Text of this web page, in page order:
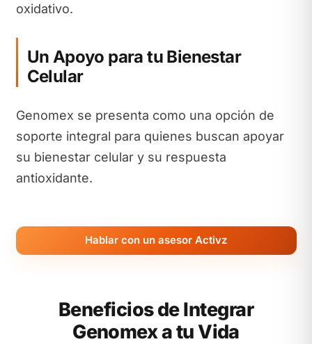
oxidativo.
Un Apoyo para tu Bienestar
Celular
Genomex se presenta como una opción de
soporte integral para quienes buscan apoyar
su bienestar celular y su respuesta
antioxidante.
Hablar con un asesor Activz
Beneficios de Integrar
Genomex a tu Vida